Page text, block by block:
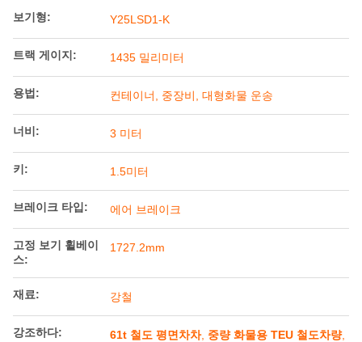
보기형: Y25LSD1-K
트랙 게이지: 1435 밀리미터
용법: 컨테이너, 중장비, 대형화물 운송
너비: 3 미터
키: 1.5미터
브레이크 타입: 에어 브레이크
고정 보기 휠베이
스:
1727.2mm
재료: 강철
강조하다: 61t 철도 평면차차, 중량 화물용 TEU 철도차량,